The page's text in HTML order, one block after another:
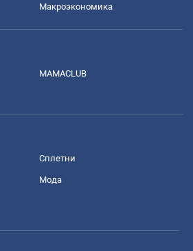
Mакроэкономика
MAMACLUB
Сплетни
Мода